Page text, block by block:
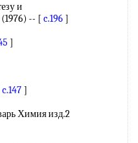
и
-- [ c.196]
]
c.147]
Химия изд.2